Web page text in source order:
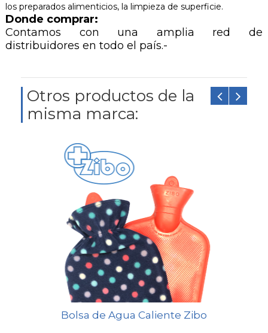
los preparados alimenticios, la limpieza de superficie.
Donde comprar:
Contamos con una amplia red de
distribuidores en todo el país.-
Otros productos de la
misma marca:
Bolsa de Agua Caliente Zibo